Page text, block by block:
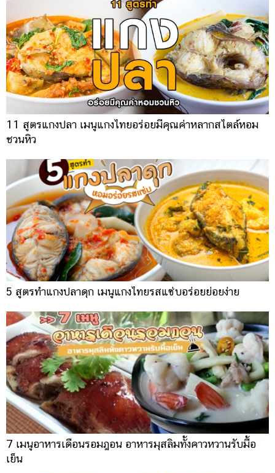
11 สูตรแกงปลา เมนูแกงไทยอร่อยมีคุณค่าหลากสไตล์หอม
ชวนหิว
5 สูตรทำแกงปลาดุก เมนูแกงไทยรสแซ่บอร่อยย่อยง่าย
7 เมนูอาหารเดือนรอมฎอน อาหารมุสลิมทั้งคาวหวานรับมื้อ
เย็น